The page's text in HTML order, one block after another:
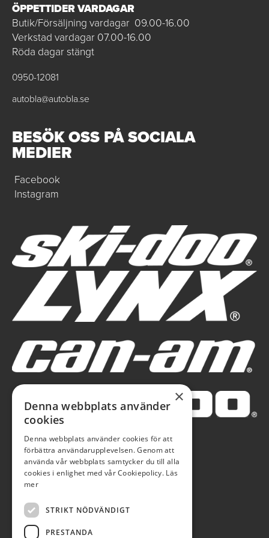
ÖPPETTIDER VARDAGAR
Butik/Försäljning vardagar 09.00-16.00
Verkstad vardagar 07.00-16.00
Röda dagar stängt
0950-12081
autobla@autobla.se
BESÖK OSS PÅ SOCIALA
MEDIER
Facebook
Instagram
×
Denna webbplats använder
cookies
Denna webbplats använder cookies för att
förbättra användarupplevelsen. Genom att
använda vår webbplats samtycker du till alla
cookies i enlighet med vår Cookiepolicy. Läs
mer
STRIKT NÖDVÄNDIGT
PRESTANDA